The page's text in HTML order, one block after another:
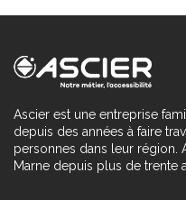
Ascier est une entreprise
depuis des années à faire
personnes dans leur région.
Marne depuis plus de trente